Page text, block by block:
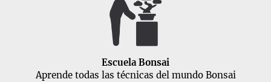
Escuela Bonsai
Aprende todas las técnicas del mundo Bonsai